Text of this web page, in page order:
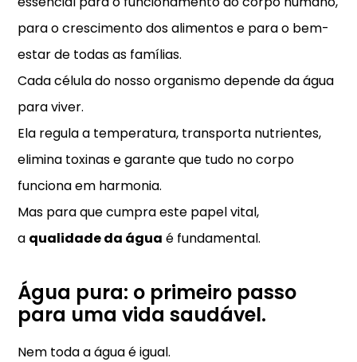
para o crescimento dos alimentos e para o bem-
estar de todas as famílias.
Cada célula do nosso organismo depende da água
para viver.
Ela regula a temperatura, transporta nutrientes,
elimina toxinas e garante que tudo no corpo
funciona em harmonia.
Mas para que cumpra este papel vital,
a qualidade da água é fundamental.
Água pura: o primeiro passo
para uma vida saudável.
Nem toda a água é igual.